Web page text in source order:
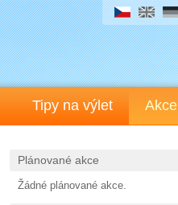
Tipy na výlet Akce
Plánované akce
Žádné plánované akce.